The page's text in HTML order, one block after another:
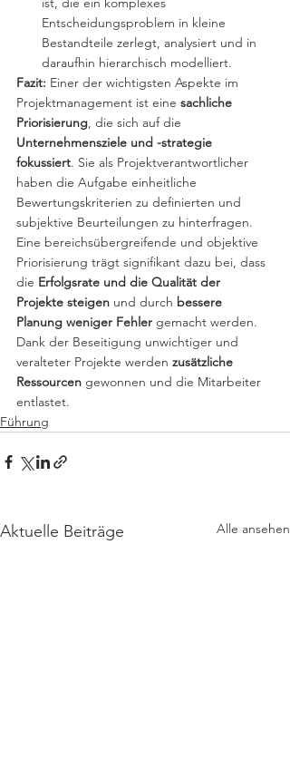
Entscheidungsproblem in kleine
Bestandteile zerlegt, analysiert und in
daraufhin hierarchisch modelliert.
Fazit: Einer der wichtigsten Aspekte im
Projektmanagement ist eine sachliche
Priorisierung, die sich auf die
Unternehmensziele und -strategie
fokussiert. Sie als Projektverantwortlicher
haben die Aufgabe einheitliche
Bewertungskriterien zu definierten und
subjektive Beurteilungen zu hinterfragen.
Eine bereichsübergreifende und objektive
Priorisierung trägt signifikant dazu bei, dass
die Erfolgsrate und die Qualität der
Projekte steigen und durch bessere
Planung weniger Fehler gemacht werden.
Dank der Beseitigung unwichtiger und
veralteter Projekte werden zusätzliche
Ressourcen gewonnen und die Mitarbeiter
entlastet.
Führung
Aktuelle Beiträge Alle ansehen